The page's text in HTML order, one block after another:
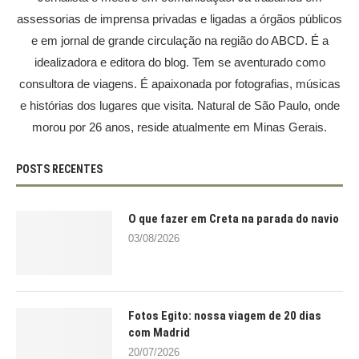
assessorias de imprensa privadas e ligadas a órgãos públicos
e em jornal de grande circulação na região do ABCD. É a
idealizadora e editora do blog. Tem se aventurado como
consultora de viagens. É apaixonada por fotografias, músicas
e histórias dos lugares que visita. Natural de São Paulo, onde
morou por 26 anos, reside atualmente em Minas Gerais.
POSTS RECENTES
O que fazer em Creta na parada do navio
03/08/2026
Fotos Egito: nossa viagem de 20 dias
com Madrid
20/07/2026